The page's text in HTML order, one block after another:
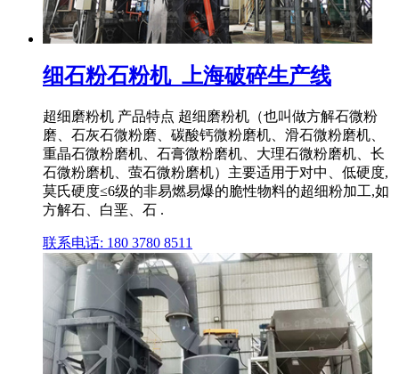
细石粉石粉机_上海破碎生产线
超细磨粉机 产品特点 超细磨粉机（也叫做方解石微粉
磨、石灰石微粉磨、碳酸钙微粉磨机、滑石微粉磨机、
重晶石微粉磨机、石膏微粉磨机、大理石微粉磨机、长
石微粉磨机、萤石微粉磨机）主要适用于对中、低硬度,
莫氏硬度≤6级的非易燃易爆的脆性物料的超细粉加工,如
方解石、白垩、石 .
联系电话: 180 3780 8511